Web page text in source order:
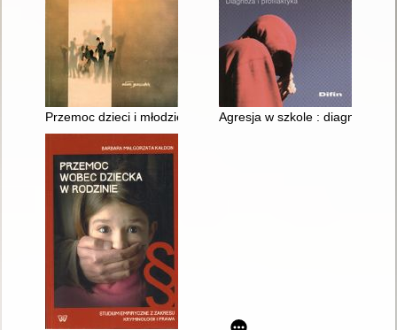
Przemoc dzieci i młodzieży w perspektywie polskiej
Agresja w szkole : diagnoza i